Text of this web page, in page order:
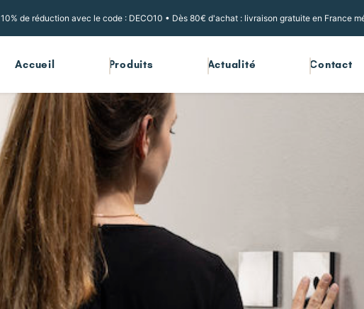
10% de réduction avec le code : DECO10 • Dès 80€ d'achat : livraison gratuite en France
Accueil Produits Actualité Contact